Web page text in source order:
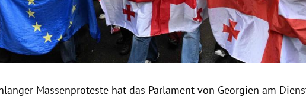
Massenproteste hat das Parlament von Georgien am